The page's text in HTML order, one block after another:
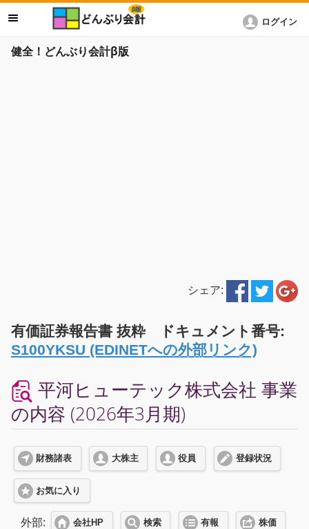
健全！どんぶり会計β版
ログイン
シェア:
有価証券報告書 抜粋 ドキュメント番号:
S100YKSU (EDINETへの外部リンク)
平河ヒューテック株式会社 事業
の内容 (2026年3月期)
財務諸表 大株主 役員 登録状況
お気に入り
外部: 会社HP 検索 有報 株価